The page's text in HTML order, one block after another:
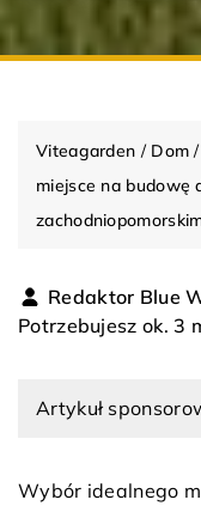
Viteagarden / Dom
miejsce na budowę
Redaktor Blue
Potrzebujesz ok. 3
Artykuł
Wybór idealnego